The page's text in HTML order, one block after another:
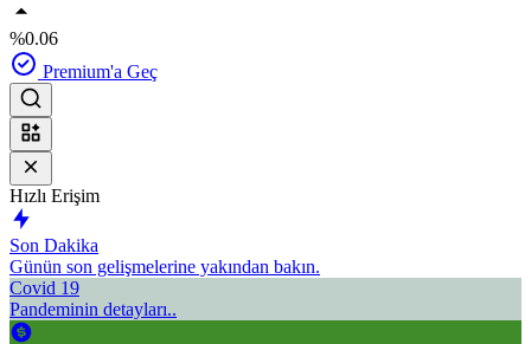
%0.06
Premium'a Geç
Hızlı Erişim
Son Dakika
Günün son gelişmelerine yakından bakın.
Covid 19
Pandeminin detayları..